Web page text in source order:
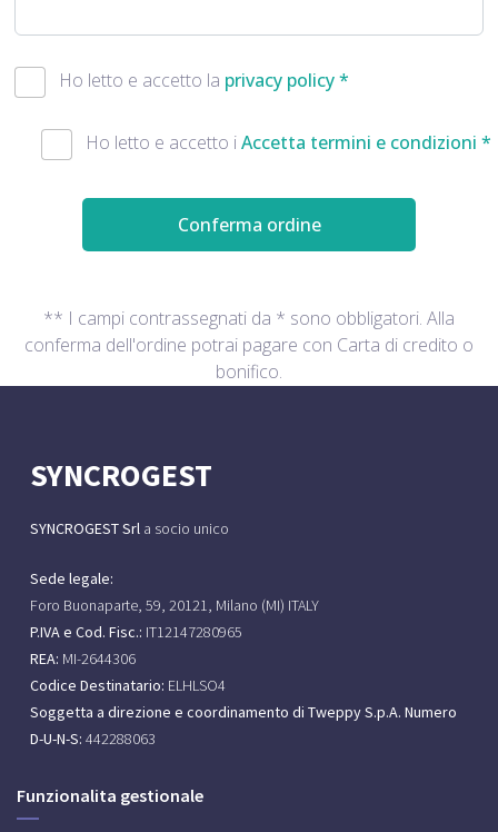
Ho letto e accetto la privacy policy *
Ho letto e accetto iAccetta termini e condizioni *
Conferma ordine
** I campi contrassegnati da * sono obbligatori. Alla
conferma dell'ordine potrai pagare con Carta di credito o
bonifico.
SYNCROGEST
SYNCROGEST Srl a socio unico
Sede legale:
Foro Buonaparte, 59, 20121, Milano (MI) ITALY
P.IVA e Cod. Fisc.: IT12147280965
REA: MI-2644306
Codice Destinatario: ELHLSO4
Soggetta a direzione e coordinamento di Tweppy S.p.A. Numero
D-U-N-S: 442288063
Funzionalita gestionale